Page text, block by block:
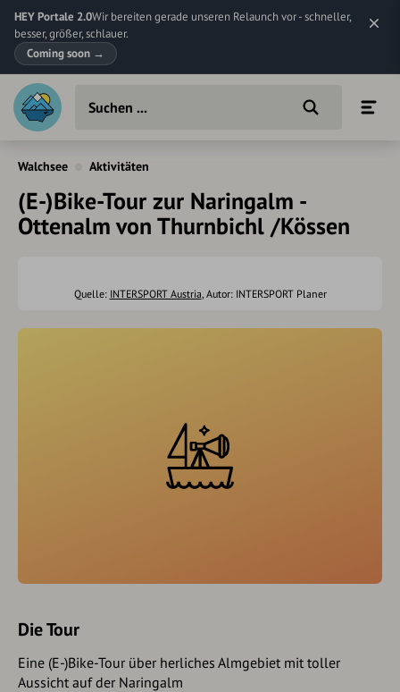
HEY Portale 2.0Wir bereiten gerade unseren Relaunch vor - schneller,
besser, größer, schlauer.
Coming soon →
Walchsee Aktivitäten
(E-)Bike-Tour zur Naringalm -
Ottenalm von Thurnbichl /Kössen
Quelle: INTERSPORT Austria, Autor: INTERSPORT Planer
Die Tour
Eine (E-)Bike-Tour über herliches Almgebiet mit toller
Aussicht auf der Naringalm